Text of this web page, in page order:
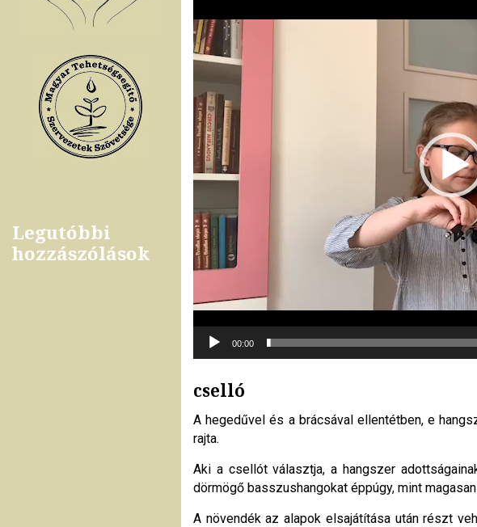
00:00
cselló
A hegedűvel és a brácsával ellentétben, e
rajta.
Aki a csellót választja, a hangszer
dörmögő basszushangokat éppúgy, mint
A növendék az alapok elsajátítása után részt
Legutóbbi
hozzászólások